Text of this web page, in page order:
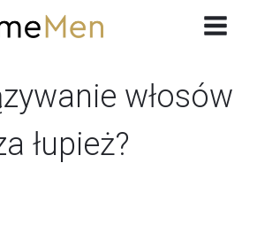
włosów
łupież?